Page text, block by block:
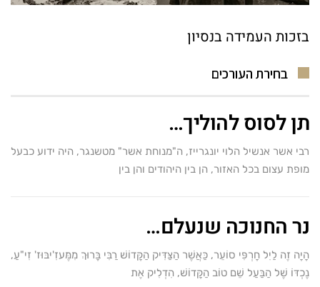
בזכות העמידה בנסיון
בחירת העורכים
תן לסוס להוליך…
רבי אשר אנשיל הלוי יונגרייז, ה"מנוחת אשר" מטשנגר, היה ידוע כבעל
מופת עצום בכל האזור, הן בין היהודים והן בין
נר החנוכה שנעלם…
הָיָה זֶה לַיִל חָרְפִּי סוֹעֵר, כַּאֲשֶׁר הַצַּדִּיק הַקָּדוֹשׁ רַבִּי בָּרוּךְ מִמֶּעזִ'יבּוּז' זִי"עַ,
נֶכְדּוֹ שֶׁל הַבַּעַל שֵׁם טוֹב הַקָּדוֹשׁ, הִדְלִיק אֶת